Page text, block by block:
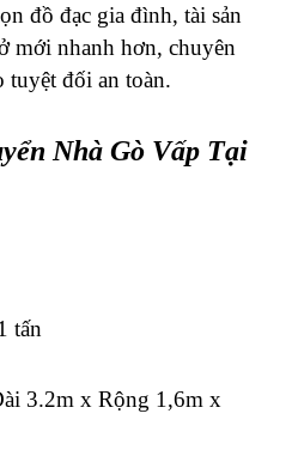
đồ đạc gia đình, tài sản
mới nhanh hơn, chuyên
tuyệt đối an toàn.
Nhà Gò Vấp Tại
tấn
3.2m x Rộng 1,6m x